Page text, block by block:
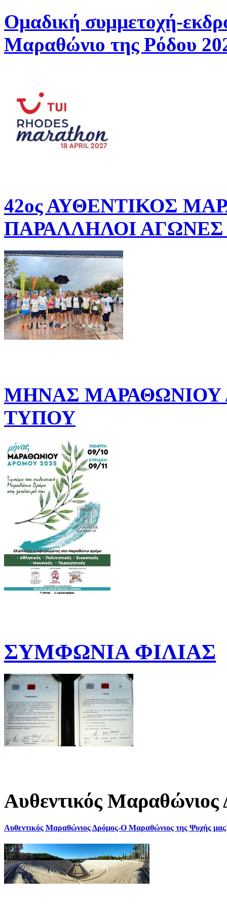
Ομαδική συμμετοχή-
Μαραθώνιο της Ρόδου
42ος ΑΥΘΕΝΤΙΚΟΣ
ΠΑΡΑΛΛΗΛΟΙ ΑΓΩΝΕΣ
ΜΗΝΑΣ ΜΑΡΑΘΩΝΙΟΥ
ΤΥΠΟΥ
ΣΥΜΦΩΝΙΑ ΦΙΛΙΑΣ
Αυθεντικός Μαραθώνιος
Αυθεντικός Μαραθώνιος Δρόμος-Ο Μαραθώνιος της Ψυχής